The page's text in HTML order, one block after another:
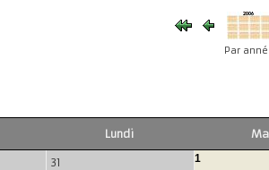
Par
Lundi
31 1